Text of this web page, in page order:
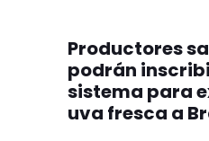
Productores
podrán
sistema para
uva fresca a